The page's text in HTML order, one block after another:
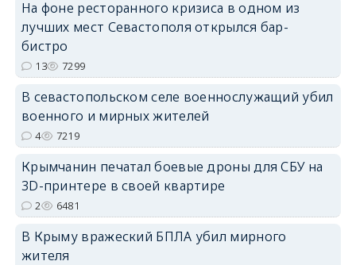
erid: 2SDnjdvhGXG
На фоне ресторанного кризиса в одном из
лучших мест Севастополя открылся бар-
бистро
13 7299
В севастопольском селе военнослужащий убил
военного и мирных жителей
4 7219
Крымчанин печатал боевые дроны для СБУ на
3D-принтере в своей квартире
2 6481
В Крыму вражеский БПЛА убил мирного
жителя